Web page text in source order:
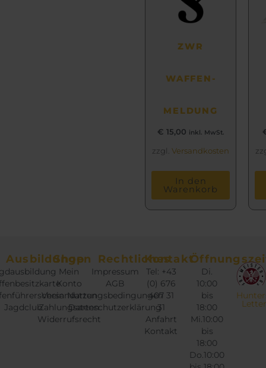
ZWR
WAFFEN­
MELDUNG
€ 15,00 inkl. MwSt.
zzgl. Versandkosten
In den
Warenkorb
Ausbildungen
Jagdclub
Shop
Mein
Konto
Versandarten
Zahlungsarten
Widerrufsrecht
Rechtliches
Impressum
AGB
Nutzungsbedingungen
Datenschutzerklärung
Kontakt
Tel: +43
(0) 676
407 31
31
Anfahrt
Kontakt
Di.
10:00
bis
18:00
Mi.10:00
bis
18:00
Do.10:00